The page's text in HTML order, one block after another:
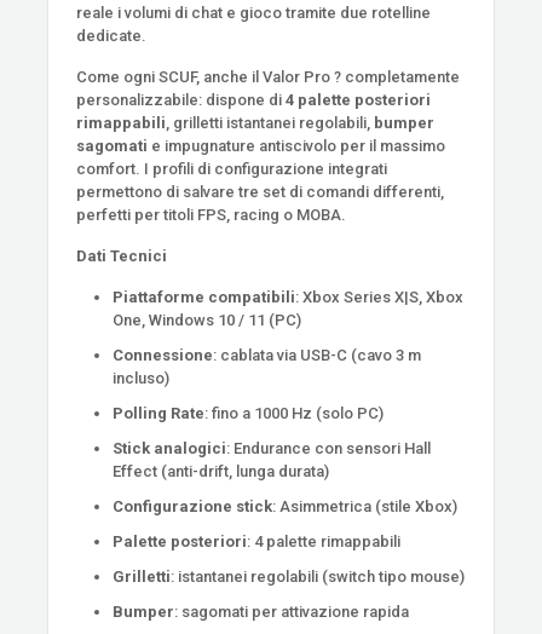
reale i volumi di chat e gioco tramite due rotelline
dedicate.
Come ogni SCUF, anche il Valor Pro ? completamente
personalizzabile: dispone di4 palette posteriori
rimappabili , grilletti istantanei regolabili, bumper
sagomati e impugnature antiscivolo per il massimo
comfort. I profili di configurazione integrati
permettono di salvare tre set di comandi differenti,
perfetti per titoli FPS, racing o MOBA.
Dati Tecnici
Piattaforme compatibili: Xbox Series X|S, Xbox
One, Windows 10 / 11 (PC)
Connessione: cablata via USB-C (cavo 3 m
incluso)
Polling Rate: fino a 1000 Hz (solo PC)
Stick analogici: Endurance con sensori Hall
Effect (anti-drift, lunga durata)
Configurazione stick: Asimmetrica (stile Xbox)
Palette posteriori: 4 palette rimappabili
Grilletti: istantanei regolabili (switch tipo mouse)
Bumper: sagomati per attivazione rapida